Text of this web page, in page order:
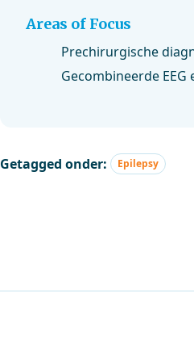
Areas of Focus
Prechirurgische
Gecombineerde
Getagged onder: Epilepsy